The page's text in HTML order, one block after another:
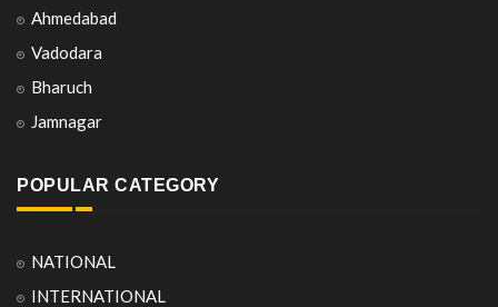
Ahmedabad
Vadodara
Bharuch
Jamnagar
POPULAR CATEGORY
NATIONAL
INTERNATIONAL